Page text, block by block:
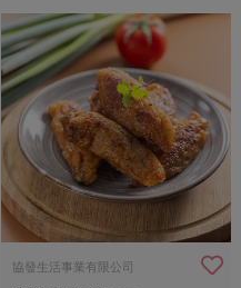
乳製品
米麵雜糧
水產
一籃菜真心話
合作聯合國
生活提案
親子食育
協發生活事業有限公司